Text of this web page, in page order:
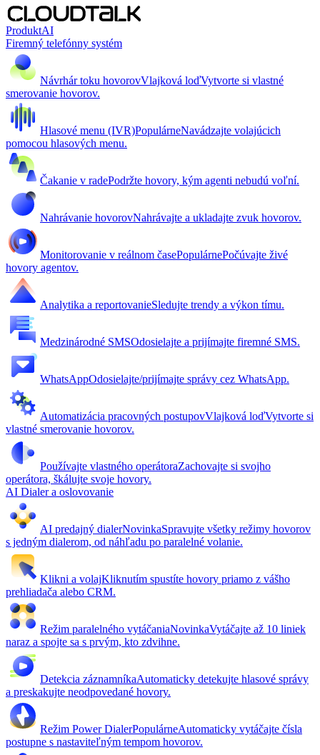
ProduktAI
Firemný telefónny systém
Návrhár toku hovorovVlajková loďVytvorte si vlastné
smerovanie hovorov.
Hlasové menu (IVR)PopulárneNavádzajte volajúcich
pomocou hlasových menu.
Čakanie v radePodržte hovory, kým agenti nebudú voľní.
Nahrávanie hovorovNahrávajte a ukladajte zvuk hovorov.
Monitorovanie v reálnom časePopulárnePočúvajte živé
hovory agentov.
Analytika a reportovanieSledujte trendy a výkon tímu.
Medzinárodné SMSOdosielajte a prijímajte firemné SMS.
WhatsAppOdosielajte/prijímajte správy cez WhatsApp.
Automatizácia pracovných postupovVlajková loďVytvorte si
vlastné smerovanie hovorov.
Používajte vlastného operátoraZachovajte si svojho
operátora, škálujte svoje hovory.
AI Dialer a oslovovanie
AI predajný dialerNovinkaSpravujte všetky režimy hovorov
s jedným dialerom, od náhľadu po paralelné volanie.
Klikni a volajKliknutím spustíte hovory priamo z vášho
prehliadača alebo CRM.
Režim paralelného vytáčaniaNovinkaVytáčajte až 10 liniek
naraz a spojte sa s prvým, kto zdvihne.
Detekcia záznamníkaAutomaticky detekujte hlasové správy
a preskakujte neodpovedané hovory.
Režim Power DialerPopulárneAutomaticky vytáčajte čísla
postupne s nastaviteľným tempom hovorov.